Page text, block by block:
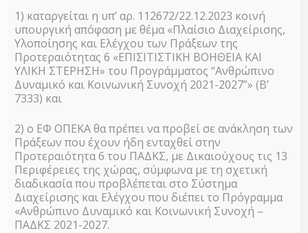
1) καταργείται η υπ’ αρ. 112672/22.12.2023 κοινή
υπουργική απόφαση με θέμα «Πλαίσιο Διαχείρισης,
Υλοποίησης και Ελέγχου των Πράξεων της
Προτεραιότητας 6 «ΕΠΙΣΙΤΙΣΤΙΚΗ ΒΟΗΘΕΙΑ ΚΑΙ
ΥΛΙΚΗ ΣΤΕΡΗΣΗ» του Προγράμματος “Ανθρώπινο
Δυναμικό και Κοινωνική Συνοχή 2021-2027”» (Β’
7333) και
2) ο ΕΦ ΟΠΕΚΑ θα πρέπει να προβεί σε ανάκληση των
Πράξεων που έχουν ήδη ενταχθεί στην
Προτεραιότητα 6 του ΠΑΔΚΣ, με Δικαιούχους τις 13
Περιφέρειες της χώρας, σύμφωνα με τη σχετική
διαδικασία που προβλέπεται στο Σύστημα
Διαχείρισης και Ελέγχου που διέπει το Πρόγραμμα
«Ανθρώπινο Δυναμικό και Κοινωνική Συνοχή –
ΠΑΔΚΣ 2021-2027.